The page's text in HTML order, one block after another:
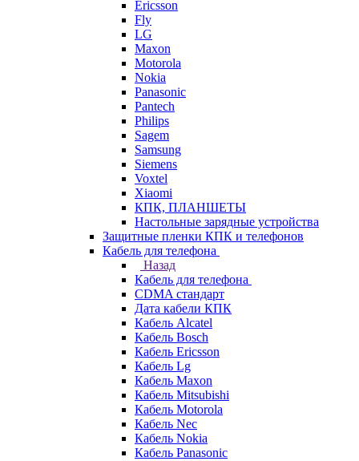
Ericsson
Fly
LG
Maxon
Motorola
Nokia
Panasonic
Pantech
Philips
Sagem
Samsung
Siemens
Voxtel
Xiaomi
КПК, ПЛАНШЕТЫ
Настольные зарядные устройства
Защитные пленки КПК и телефонов
Кабель для телефона
Назад
Кабель для телефона
CDMA стандарт
Дата кабели КПК
Кабель Alcatel
Кабель Bosch
Кабель Ericsson
Кабель Lg
Кабель Maxon
Кабель Mitsubishi
Кабель Motorola
Кабель Nec
Кабель Nokia
Кабель Panasonic